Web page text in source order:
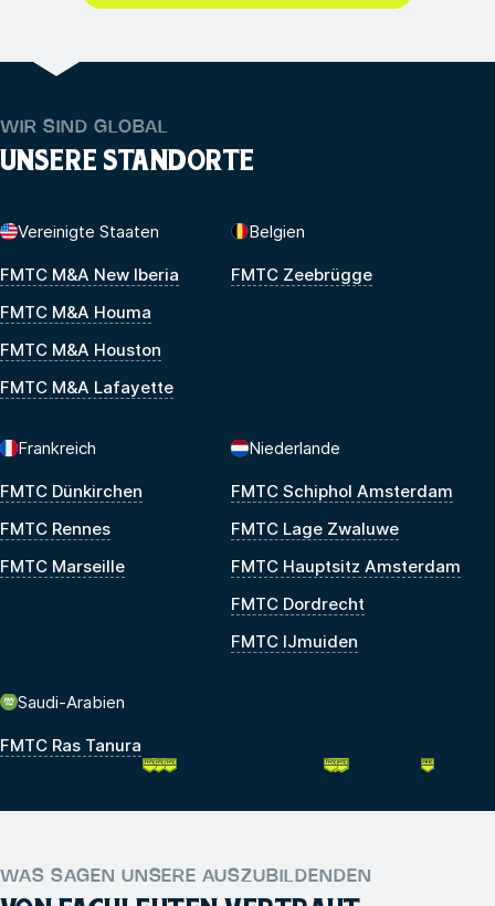
WIR SIND GLOBAL
UNSERE STANDORTE
Vereinigte Staaten
FMTC M&A New Iberia
FMTC M&A Houma
FMTC M&A Houston
FMTC M&A Lafayette
Belgien
FMTC Zeebrügge
Frankreich
FMTC Dünkirchen
FMTC Rennes
FMTC Marseille
Niederlande
FMTC Schiphol Amsterdam
FMTC Lage Zwaluwe
FMTC Hauptsitz Amsterdam
FMTC Dordrecht
FMTC IJmuiden
Saudi-Arabien
FMTC Ras Tanura
WAS SAGEN UNSERE AUSZUBILDENDEN